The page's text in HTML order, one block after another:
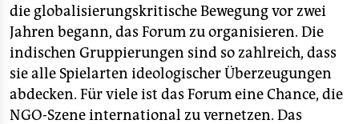
die globalisierungskritische Bewegung vor zwei
Jahren begann, das Forum zu organisieren. Die
indischen Gruppierungen sind so zahlreich, dass
sie alle Spielarten ideologischer Überzeugungen
abdecken. Für viele ist das Forum eine Chance, die
NGO-Szene international zu vernetzen. Das